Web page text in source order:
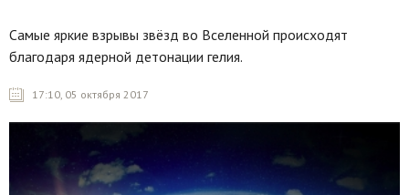
Самые яркие взрывы звёзд во Вселенной происходят
благодаря ядерной детонации гелия.
17:10, 05 октября 2017